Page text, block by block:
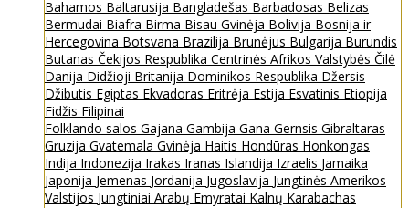
Bahamos Baltarusija Bangladešas Barbadosas Belizas
Bermudai Biafra Birma Bisau Gvinėja Bolivija Bosnija ir
Hercegovina Botsvana Brazilija Brunėjus Bulgarija Burundis
Butanas Čekijos Respublika Centrinės Afrikos Valstybės Čilė
Danija Didžioji Britanija Dominikos Respublika Džersis
Džibutis Egiptas Ekvadoras Eritrėja Estija Esvatinis Etiopija
Fidžis Filipinai
Folklando salos Gajana Gambija Gana Gernsis Gibraltaras
Gruzija Gvatemala Gvinėja Haitis Hondūras Honkongas
Indija Indonezija Irakas Iranas Islandija Izraelis Jamaika
Japonija Jemenas Jordanija Jugoslavija Jungtinės Amerikos
Valstijos Jungtiniai Arabų Emyratai Kalnų Karabachas